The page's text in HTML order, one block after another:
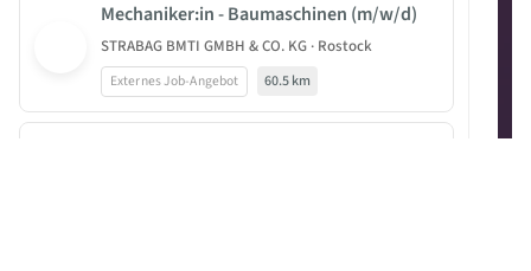
Mechaniker:in - Baumaschinen (m/w/d)
STRABAG BMTI GMBH & CO. KG · Rostock
Externes Job-Angebot 60.5 km